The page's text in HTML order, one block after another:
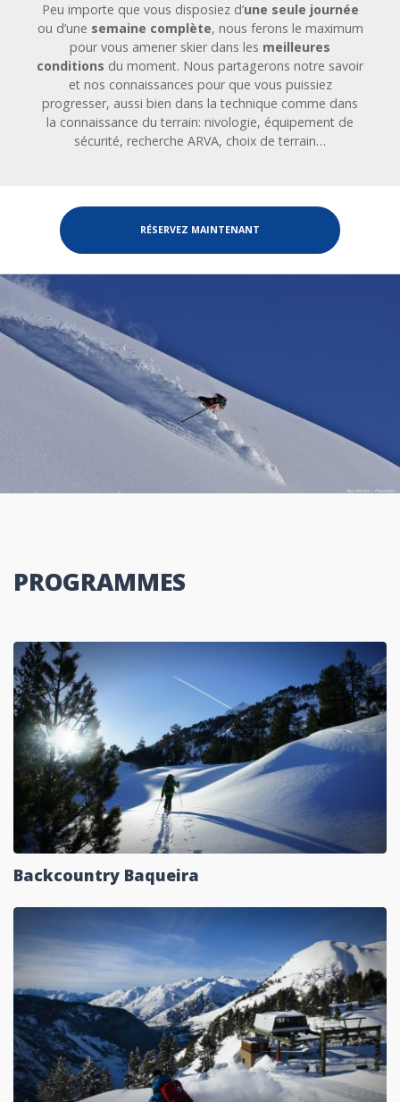
RÉSERVEZ MAINTENANT
Peu importe que vous disposiez d’une seule journée
ou d’une semaine complète, nous ferons le maximum
pour vous amener skier dans les meilleures
conditions du moment. Nous partagerons notre savoir
et nos connaissances pour que vous puissiez
progresser, aussi bien dans la technique comme dans
la connaissance du terrain: nivologie, équipement de
sécurité, recherche ARVA, choix de terrain…
PROGRAMMES
Backcountry Baqueira